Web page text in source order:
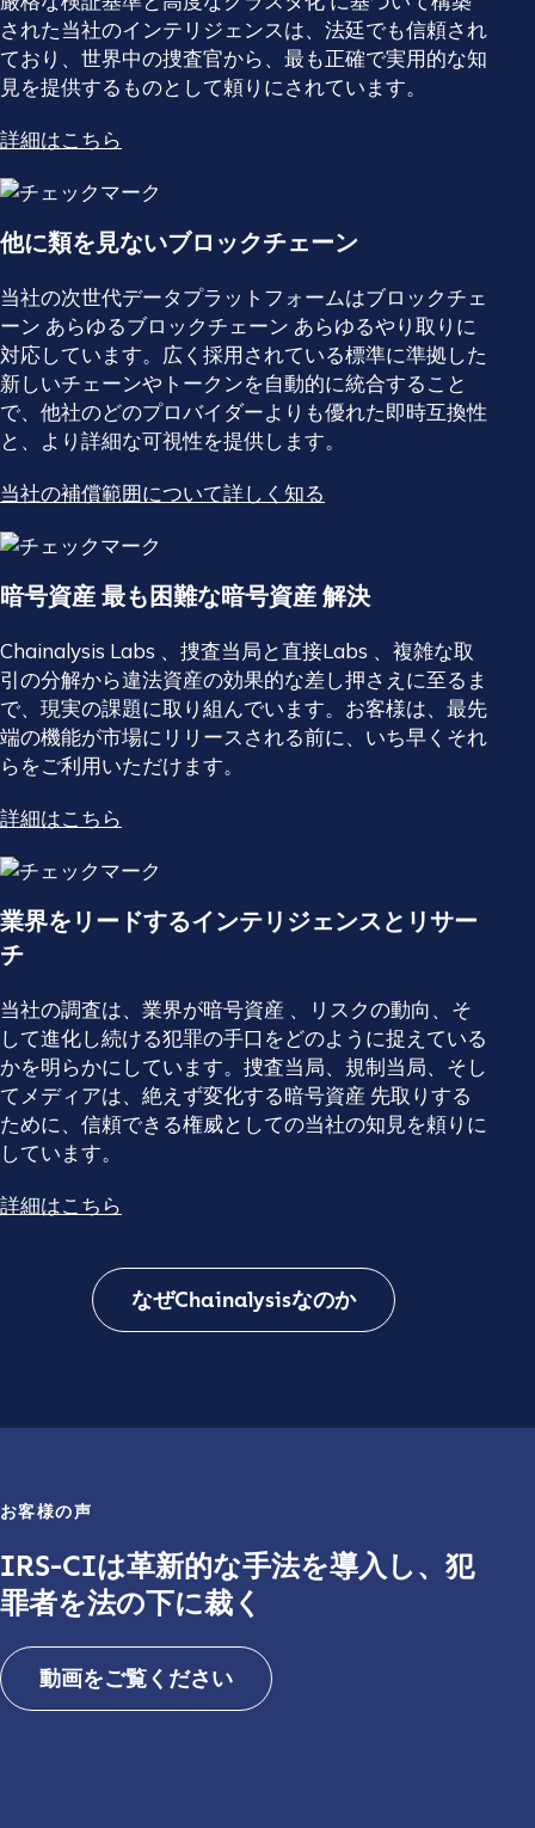
された当社のインテリジェンスは、法廷でも信頼され
ており、世界中の捜査官から、最も正確で実用的な知
見を提供するものとして頼りにされています。
詳細はこちら
他に類を見ないブロックチェーン
当社の次世代データプラットフォームはブロックチェ
ーン あらゆるブロックチェーン あらゆるやり取りに
対応しています。広く採用されている標準に準拠した
新しいチェーンやトークンを自動的に統合すること
で、他社のどのプロバイダーよりも優れた即時互換性
と、より詳細な可視性を提供します。
当社の補償範囲について詳しく知る
暗号資産 最も困難な暗号資産 解決
Chainalysis Labs 、捜査当局と直接Labs 、複雑な取
引の分解から違法資産の効果的な差し押さえに至るま
で、現実の課題に取り組んでいます。お客様は、最先
端の機能が市場にリリースされる前に、いち早くそれ
らをご利用いただけます。
詳細はこちら
業界をリードするインテリジェンスとリサー
チ
当社の調査は、業界が暗号資産 、リスクの動向、そ
して進化し続ける犯罪の手口をどのように捉えている
かを明らかにしています。捜査当局、規制当局、そし
てメディアは、絶えず変化する暗号資産 先取りする
ために、信頼できる権威としての当社の知見を頼りに
しています。
詳細はこちら
なぜChainalysisなのか
お客様の声
IRS-CIは革新的な手法を導入し、犯
罪者を法の下に裁く
動画をご覧ください
Contact us